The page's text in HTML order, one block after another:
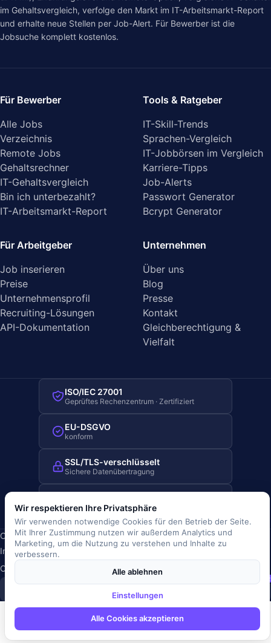
im Gehaltsvergleich, verfolge den Markt im IT-Arbeitsmarkt-Report
und erhalte neue Stellen per Job-Alert. Für Bewerber ist die
Jobsuche komplett kostenlos.
Für Bewerber
Alle Jobs
Verzeichnis
Remote Jobs
Gehaltsrechner
IT-Gehaltsvergleich
Bin ich unterbezahlt?
IT-Arbeitsmarkt-Report
Tools & Ratgeber
IT-Skill-Trends
Sprachen-Vergleich
IT-Jobbörsen im Vergleich
Karriere-Tipps
Job-Alerts
Passwort Generator
Bcrypt Generator
Für Arbeitgeber
Job inserieren
Preise
Unternehmensprofil
Recruiting-Lösungen
API-Dokumentation
Unternehmen
Über uns
Blog
Presse
Kontakt
Gleichberechtigung &
Vielfalt
ISO/IEC 27001
Geprüftes Rechenzentrum · Zertifiziert
EU-DSGVO
konform
SSL/TLS-verschlüsselt
Sichere Datenübertragung
Hosting in Deutschland
Copyright © 2019-2026 JOBRIVER®
Impressum·Datenschutz AGB
Cookie-Richtlinie
Cookie-Einstellungen
JR
Wir respektieren Ihre Privatsphäre
Wir verwenden notwendige Cookies für den Betrieb der Seite.
Mit Ihrer Zustimmung nutzen wir außerdem Analytics und
Marketing, um die Nutzung zu verstehen und Inhalte zu
verbessern.
Alle ablehnen
Einstellungen
Alle Cookies akzeptieren